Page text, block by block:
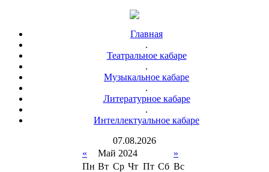
Главная
.
Театральное кабаре
.
Музыкальное кабаре
.
Литературное кабаре
.
Интеллектуальное кабаре
07.08.2026
«
Май 2024
»
Пн Вт Ср Чт Пт Сб Вс